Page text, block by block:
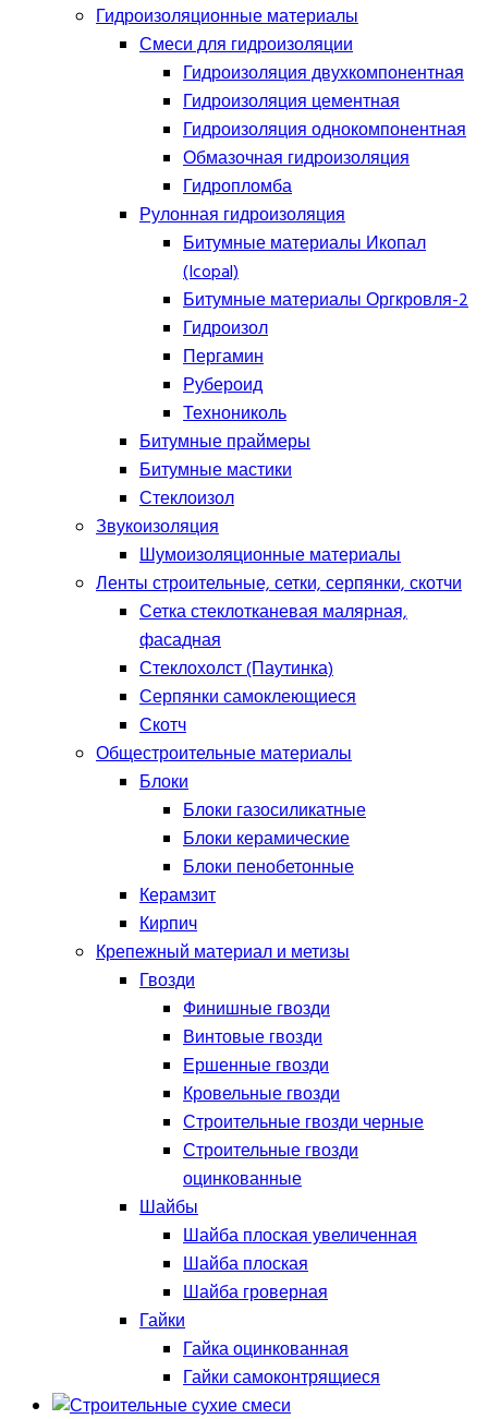
Гидроизоляционные материалы
Смеси для гидроизоляции
Гидроизоляция двухкомпонентная
Гидроизоляция цементная
Гидроизоляция однокомпонентная
Обмазочная гидроизоляция
Гидропломба
Рулонная гидроизоляция
Битумные материалы Икопал
(Icopal)
Битумные материалы Оргкровля-2
Гидроизол
Пергамин
Рубероид
Технониколь
Битумные праймеры
Битумные мастики
Стеклоизол
Звукоизоляция
Шумоизоляционные материалы
Ленты строительные, сетки, серпянки, скотчи
Сетка стеклотканевая малярная,
фасадная
Стеклохолст (Паутинка)
Серпянки самоклеющиеся
Скотч
Общестроительные материалы
Блоки
Блоки газосиликатные
Блоки керамические
Блоки пенобетонные
Керамзит
Кирпич
Крепежный материал и метизы
Гвозди
Финишные гвозди
Винтовые гвозди
Ершенные гвозди
Кровельные гвозди
Строительные гвозди черные
Строительные гвозди
оцинкованные
Шайбы
Шайба плоская увеличенная
Шайба плоская
Шайба гроверная
Гайки
Гайка оцинкованная
Гайки самоконтрящиеся